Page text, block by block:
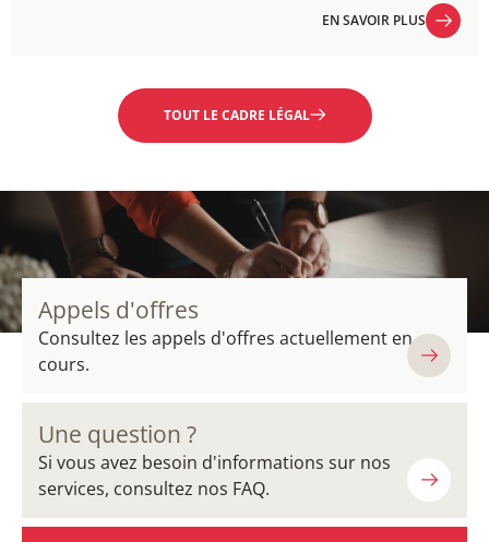
EN SAVOIR PLUS
TOUT LE CADRE LÉGAL
Appels d'offres
Consultez les appels d'offres actuellement en
cours.
Une question ?
Si vous avez besoin d'informations sur nos
services, consultez nos FAQ.